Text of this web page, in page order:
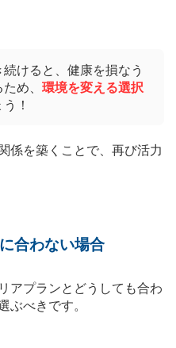
けると、健康を損なう
め、 環境を変える選択
！
係を築くことで、再び活力
合わない場合
アプランとどうしても合わ
ぶべきです。